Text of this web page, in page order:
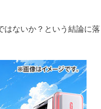
はないか？という結論に落